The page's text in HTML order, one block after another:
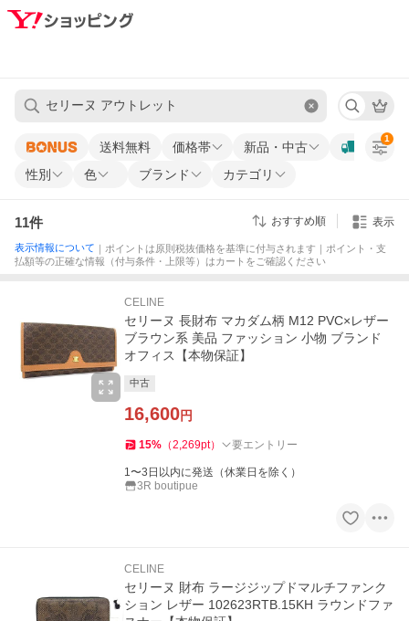
送料無料 価格帯
新品・中古
性別
色 ブランド カテゴリ
1
11件 おすすめ順 表示
表示情報について ｜ポイントは原則税抜価格を基準に付与されます｜ポイント・支
払額等の正確な情報（付与条件・上限等）はカートをご確認ください
CELINE
セリーヌ 長財布 マカダム柄 M12 PVC×レザー
ブラウン系 美品 ファッション 小物 ブランド
オフィス【本物保証】
中古
16,600円
15% （2,269pt） 要エントリー
1〜3日以内に発送（休業日を除く）
3R boutipue
CELINE
セリーヌ 財布 ラージジップドマルチファンク
ション レザー 102623RTB.15KH ラウンドファ